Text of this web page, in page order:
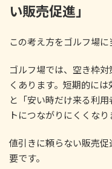
い販売促進」
この考え方をゴルフ場に
ゴルフ場では、空き枠
くあります。短期的に
と「安い時だけ来る利
トにつながりにくくなり
値引きに頼らない販売
要です。